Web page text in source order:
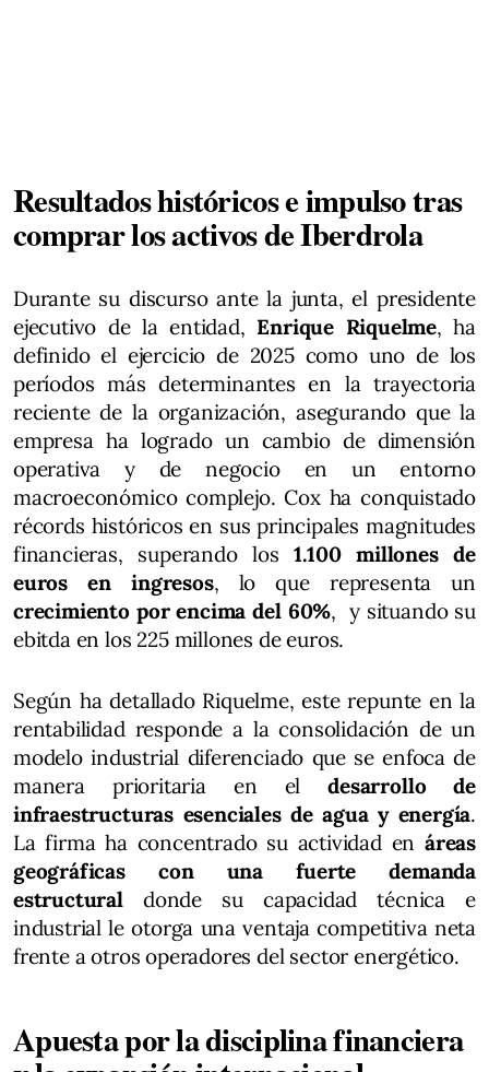
Resultados históricos e impulso tras
comprar los activos de Iberdrola
Durante su discurso ante la junta, el presidente
ejecutivo de la entidad, Enrique Riquelme, ha
definido el ejercicio de 2025 como uno de los
períodos más determinantes en la trayectoria
reciente de la organización, asegurando que la
empresa ha logrado un cambio de dimensión
operativa y de negocio en un entorno
macroeconómico complejo. Cox ha conquistado
récords históricos en sus principales magnitudes
financieras, superando los1.100 millones de
euros en ingresos, lo que representa un
crecimiento por encima del 60%, y situando su
ebitda en los 225 millones de euros.
Según ha detallado Riquelme, este repunte en la
rentabilidad responde a la consolidación de un
modelo industrial diferenciado que se enfoca de
manera prioritaria en eldesarrollo de
infraestructuras esenciales de agua y energía.
La firma ha concentrado su actividad en áreas
geográficas con una fuerte demanda
estructuraldonde su capacidad técnica e
industrial le otorga una ventaja competitiva neta
frente a otros operadores del sector energético.
Apuesta por la disciplina financiera